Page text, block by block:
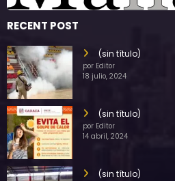
RECENT POST
(sin título)
por Editor
18 julio, 2024
(sin título)
por Editor
14 abril, 2024
(sin título)